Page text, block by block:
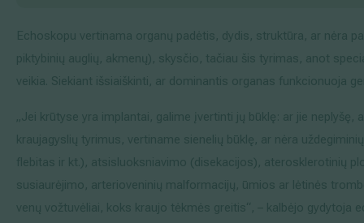
Echoskopu vertinama organų padėtis, dydis, struktūra, ar nėra
piktybinių auglių, akmenų), skysčio, tačiau šis tyrimas, anot
veikia. Siekiant išsiaiškinti, ar dominantis organas funkcionuoja
„Jei krūtyse yra implantai, galime įvertinti jų būklę: ar jie neplyšę,
kraujagyslių tyrimus, vertiname sienelių būklę, ar nėra
flebitas ir kt.), atsisluoksniavimo (disekacijos), aterosklerotinių
susiaurėjimo, arterioveninių malformacijų, ūmios ar lėtinės
venų vožtuvėliai, koks kraujo tėkmės greitis“, – kalbėjo gydytoja